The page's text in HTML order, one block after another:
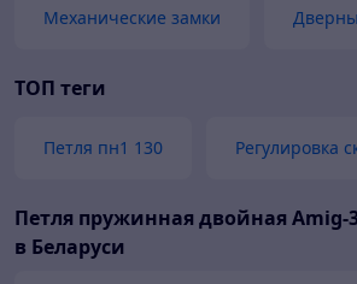
Механические замки
ТОП теги
Петля пн1 130 Регулировка
Петля пружинная двойная Amig-
в Беларуси